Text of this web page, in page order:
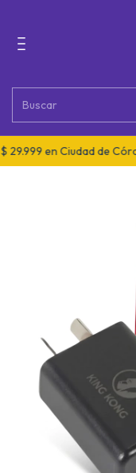
en Ciudad de